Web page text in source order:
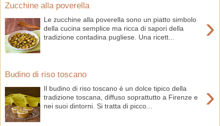
Zucchine alla poverella
›
Le zucchine alla poverella sono un piatto simbolo
della cucina semplice ma ricca di sapori della
tradizione contadina pugliese. Una ricett...
Budino di riso toscano
›
Il budino di riso toscano è un dolce tipico della
tradizione toscana, diffuso soprattutto a Firenze e
nei suoi dintorni. Si tratta di picco...